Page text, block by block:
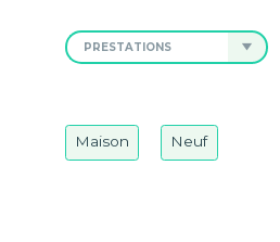
PRESTATIONS
Maison Neuf